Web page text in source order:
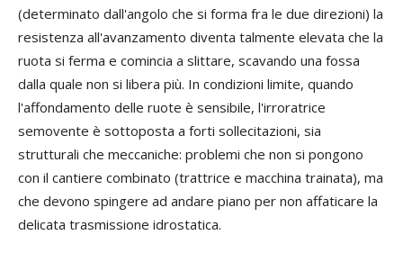
(determinato dall'angolo che si forma fra le due direzioni) la
resistenza all'avanzamento diventa talmente elevata che la
ruota si ferma e comincia a slittare, scavando una fossa
dalla quale non si libera più. In condizioni limite, quando
l'affondamento delle ruote è sensibile, l'irroratrice
semovente è sottoposta a forti sollecitazioni, sia
strutturali che meccaniche: problemi che non si pongono
con il cantiere combinato (trattrice e macchina trainata), ma
che devono spingere ad andare piano per non affaticare la
delicata trasmissione idrostatica.